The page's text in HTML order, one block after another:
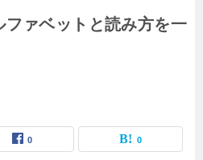
ファベットと読み方を一
0 0